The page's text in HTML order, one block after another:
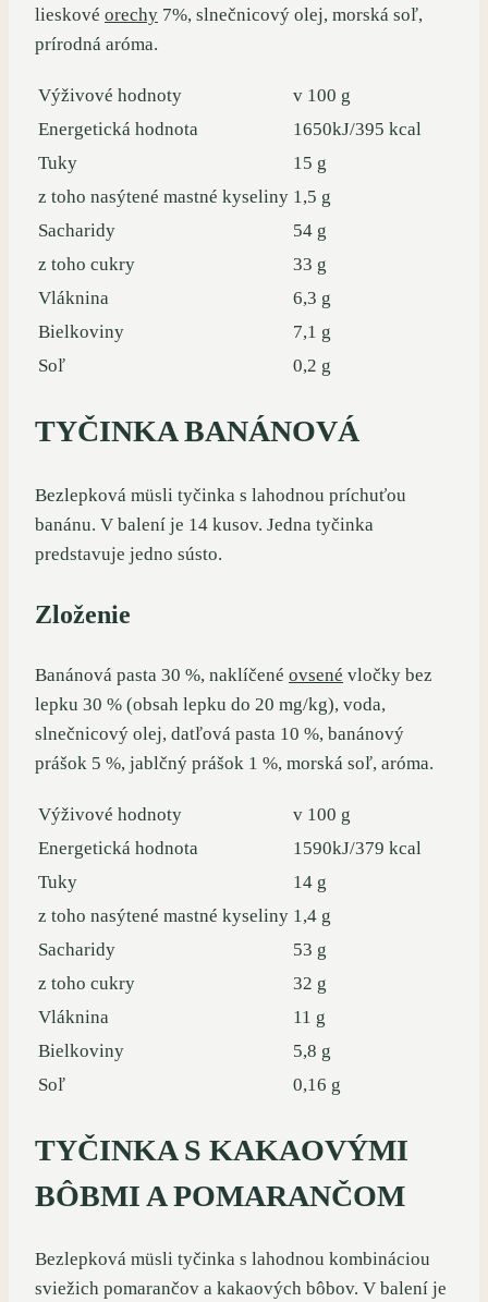
lieskové orechy 7%, slnečnicový olej, morská soľ,
prírodná aróma.
Výživové hodnoty
v 100 g
Energetická hodnota
1650kJ/395 kcal
Tuky
15 g
z toho nasýtené mastné kyseliny 1,5 g
Sacharidy
54 g
z toho cukry
33 g
Vláknina
6,3 g
Bielkoviny
7,1 g
Soľ
0,2 g
TYČINKA BANÁNOVÁ
Bezlepková müsli tyčinka s lahodnou príchuťou
banánu. V balení je 14 kusov. Jedna tyčinka
predstavuje jedno sústo.
Zloženie
Banánová pasta 30 %, naklíčené ovsené vločky bez
lepku 30 % (obsah lepku do 20 mg/kg), voda,
slnečnicový olej, datľová pasta 10 %, banánový
prášok 5 %, jablčný prášok 1 %, morská soľ, aróma.
Výživové hodnoty
v 100 g
Energetická hodnota
1590kJ/379 kcal
Tuky
14 g
z toho nasýtené mastné kyseliny 1,4 g
Sacharidy
53 g
z toho cukry
32 g
Vláknina
11 g
Bielkoviny
5,8 g
Soľ
0,16 g
TYČINKA S KAKAOVÝMI
BÔBMI A POMARANČOM
Bezlepková müsli tyčinka s lahodnou kombináciou
sviežich pomarančov a kakaových bôbov. V balení je